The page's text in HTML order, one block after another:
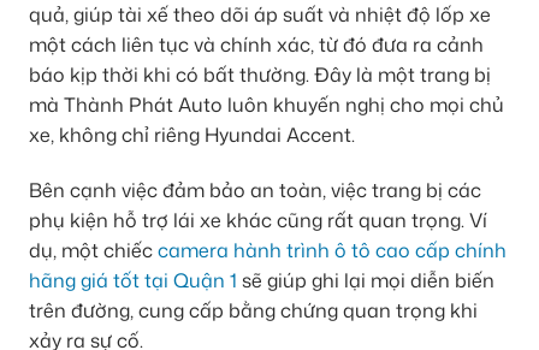
quả, giúp tài xế theo dõi áp suất và nhiệt độ lốp xe
một cách liên tục và chính xác, từ đó đưa ra cảnh
báo kịp thời khi có bất thường. Đây là một trang bị
mà Thành Phát Auto luôn khuyến nghị cho mọi chủ
xe, không chỉ riêng Hyundai Accent.
Bên cạnh việc đảm bảo an toàn, việc trang bị các
phụ kiện hỗ trợ lái xe khác cũng rất quan trọng. Ví
dụ, một chiếccamera hành trình ô tô cao cấp chính
hãng giá tốt tại Quận 1 sẽ giúp ghi lại mọi diễn biến
trên đường, cung cấp bằng chứng quan trọng khi
xảy ra sự cố.